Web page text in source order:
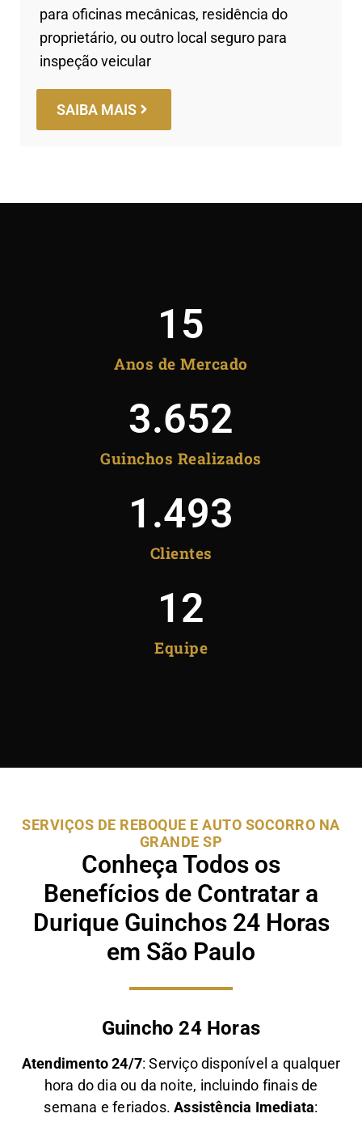
para oficinas mecânicas, residência do
proprietário, ou outro local seguro para
inspeção veicular
SAIBA MAIS
Anos de Mercado
15
Guinchos Realizados
3.652
Clientes
1.493
Equipe
12
SERVIÇOS DE REBOQUE E AUTO SOCORRO NA
GRANDE SP
Conheça Todos os
Benefícios de Contratar a
Durique Guinchos 24 Horas
em São Paulo
Guincho 24 Horas
Atendimento 24/7: Serviço disponível a qualquer
hora do dia ou da noite, incluindo finais de
semana e feriados.Assistência Imediata: